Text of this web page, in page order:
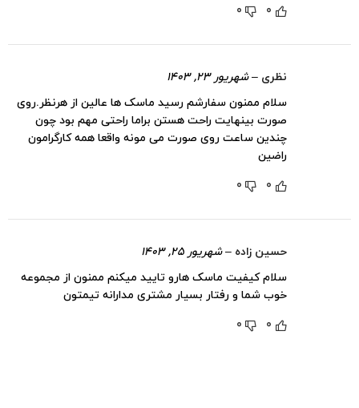
0
0
نظری – شهریور ۲۳, ۱۴۰۳
سلام ممنون سفارشم رسید ماسک ها عالین از هرنظر.روی
صورت بینهایت راحت هستن براما راحتی مهم بود چون
چندین ساعت روی صورت می مونه واقعا همه کارگرامون
راضین
0
0
حسین زاده – شهریور ۲۵, ۱۴۰۳
سلام کیفیت ماسک هارو تایید میکنم ممنون از مجموعه
خوب شما و رفتار بسیار مشتری مدارانه تیمتون
0
0